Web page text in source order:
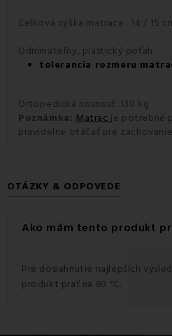
Celková výška matraca : 14 / 15
Odnímateľný, plastický poťah
tolerancia rozmeru
Ortopedická nosnosť: 130 kg
Poznámka: Matrac je potrebné
pravidelne otáčať pre
OTÁZKY & ODPOVEDE
Ako mám tento produkt
Pre dosiahnutie najlepších
produkt prať na 60 °C.